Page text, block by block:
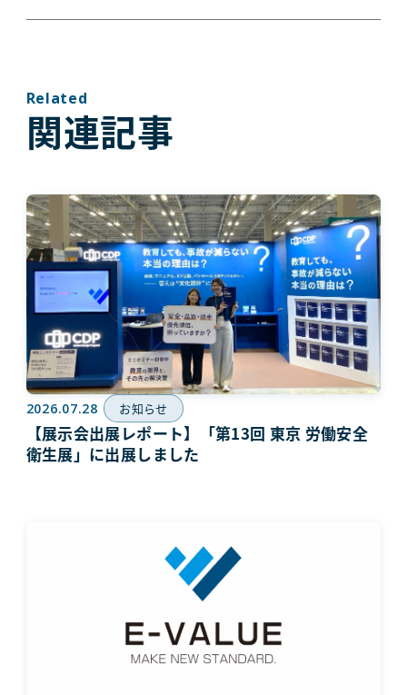
Related
関連記事
2026.07.28 お知らせ
【展示会出展レポート】「第13回 東京 労働安全
衛生展」に出展しました